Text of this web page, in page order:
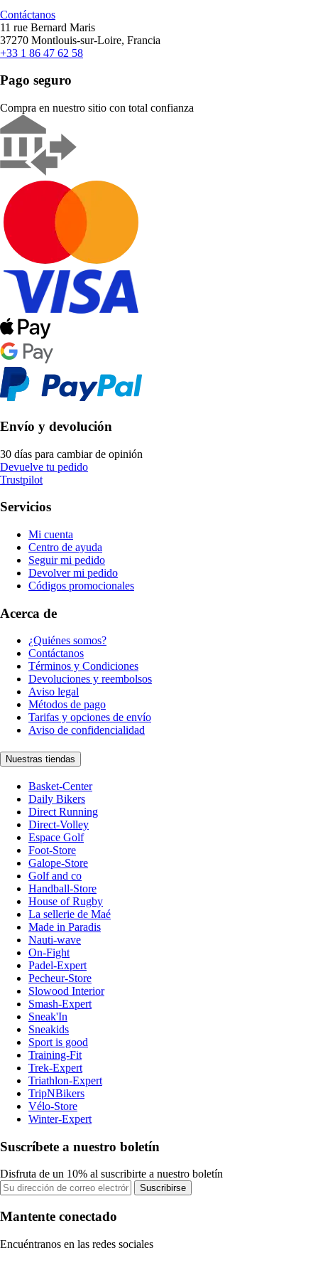
Contáctanos
11 rue Bernard Maris
37270 Montlouis-sur-Loire, Francia
+33 1 86 47 62 58
Pago seguro
Compra en nuestro sitio con total confianza
Envío y devolución
30 días para cambiar de opinión
Devuelve tu pedido
Trustpilot
Servicios
Mi cuenta
Centro de ayuda
Seguir mi pedido
Devolver mi pedido
Códigos promocionales
Acerca de
¿Quiénes somos?
Contáctanos
Términos y Condiciones
Devoluciones y reembolsos
Aviso legal
Métodos de pago
Tarifas y opciones de envío
Aviso de confidencialidad
Nuestras tiendas
Basket-Center
Daily Bikers
Direct Running
Direct-Volley
Espace Golf
Foot-Store
Galope-Store
Golf and co
Handball-Store
House of Rugby
La sellerie de Maé
Made in Paradis
Nauti-wave
On-Fight
Padel-Expert
Pecheur-Store
Slowood Interior
Smash-Expert
Sneak'In
Sneakids
Sport is good
Training-Fit
Trek-Expert
Triathlon-Expert
TripNBikers
Vélo-Store
Winter-Expert
Suscríbete a nuestro boletín
Disfruta de un 10% al suscribirte a nuestro boletín
Suscribirse
Mantente conectado
Encuéntranos en las redes sociales